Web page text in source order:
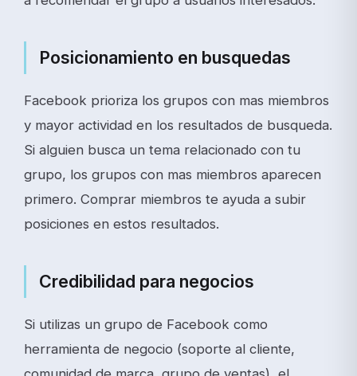
Posicionamiento en busquedas
Facebook prioriza los grupos con mas miembros
y mayor actividad en los resultados de busqueda.
Si alguien busca un tema relacionado con tu
grupo, los grupos con mas miembros aparecen
primero. Comprar miembros te ayuda a subir
posiciones en estos resultados.
Credibilidad para negocios
Si utilizas un grupo de Facebook como
herramienta de negocio (soporte al cliente,